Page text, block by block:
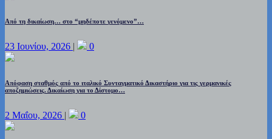
Από τη δικαίωση… στο “μηδέποτε γενόμενο”…
23 Ιουνίου, 2026 | 0
Απόφαση σταθμός από το ιταλικό Συνταγματικό Δικαστήριο για τις γερμανικές
αποζημιώσεις. Δικαίωση για το Δίστομο…
2 Μαΐου, 2026 | 0